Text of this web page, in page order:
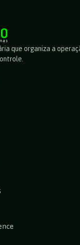
que organiza a